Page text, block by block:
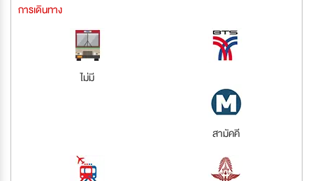
การเดินทาง
ไม่มี
สามัคคี